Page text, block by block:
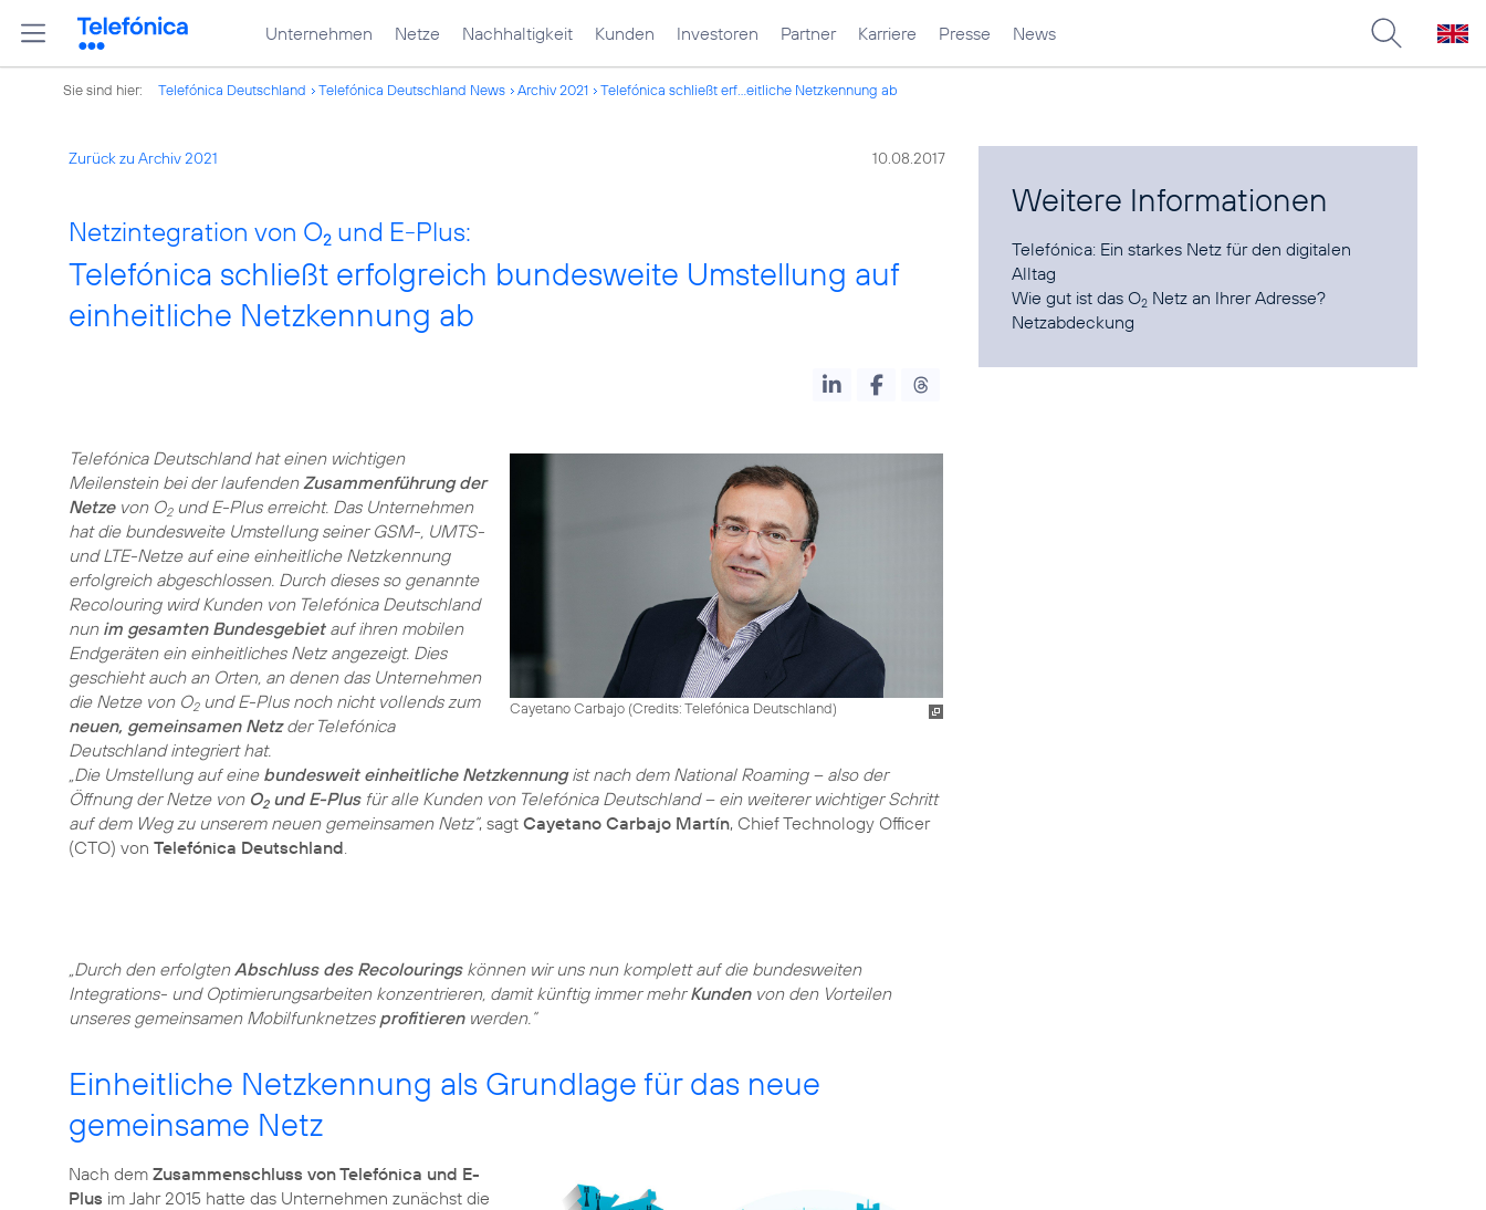
Unternehmen Netze Nachhaltigkeit Kunden Investoren Partner Karriere Presse News
Sie sind hier: Telefónica Deutschland Telefónica Deutschland News Archiv 2021 Telefónica schließt erf...eitliche Netzkennung ab
Zurück zu Archiv 2021 10.08.2017
Netzintegration von O2 und E-Plus:
Telefónica schließt erfolgreich bundesweite Umstellung auf
einheitliche Netzkennung ab
Cayetano Carbajo (Credits: Telefónica Deutschland)
Telefónica Deutschland hat einen wichtigen
Meilenstein bei der laufendenZusammenführung der
Netzevon O2und E-Plus erreicht. Das Unternehmen
hat die bundesweite Umstellung seiner GSM-, UMTS-
und LTE-Netze auf eine einheitliche Netzkennung
erfolgreich abgeschlossen. Durch dieses so genannte
Recolouring wird Kunden von Telefónica Deutschland
nun im gesamten Bundesgebietauf ihren mobilen
Endgeräten ein einheitliches Netz angezeigt. Dies
geschieht auch an Orten, an denen das Unternehmen
die Netze von O2und E-Plus noch nicht vollends zum
neuen, gemeinsamen Netzder Telefónica
Deutschland integriert hat.
„Die Umstellung auf eine bundesweit einheitliche Netzkennungist nach dem National Roaming – also der
Öffnung der Netze von O2und E-Plusfür alle Kunden von Telefónica Deutschland – ein weiterer wichtiger Schritt
auf dem Weg zu unserem neuen gemeinsamen Netz“, sagt Cayetano Carbajo Martín, Chief Technology Officer
(CTO) von Telefónica Deutschland.
„Durch den erfolgtenAbschluss des Recolouringskönnen wir uns nun komplett auf die bundesweiten
Integrations- und Optimierungsarbeiten konzentrieren, damit künftig immer mehrKunden von den Vorteilen
unseres gemeinsamen Mobilfunknetzes profitieren werden.“
Einheitliche Netzkennung als Grundlage für das neue
gemeinsame Netz
Nach dem Zusammenschluss von Telefónica und E-
Plus im Jahr 2015 hatte das Unternehmen zunächst die
Weitere Informationen
Telefónica: Ein starkes Netz für den digitalen
Alltag
Wie gut ist das O2 Netz an Ihrer Adresse?
Netzabdeckung